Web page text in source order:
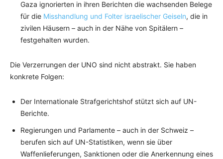
Gaza ignorierten in ihren Berichten die wachsenden Belege
für die Misshandlung und Folter israelischer Geiseln, die in
zivilen Häusern – auch in der Nähe von Spitälern –
festgehalten wurden.
Die Verzerrungen der UNO sind nicht abstrakt. Sie haben
konkrete Folgen:
Der Internationale Strafgerichtshof stützt sich auf UN-
Berichte.
Regierungen und Parlamente – auch in der Schweiz –
berufen sich auf UN-Statistiken, wenn sie über
Waffenlieferungen, Sanktionen oder die Anerkennung eines